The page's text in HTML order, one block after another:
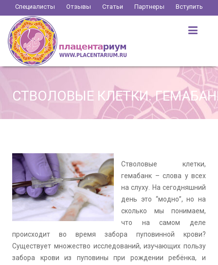
Перейти
к
содержимому
Специалисты Отзывы Статьи Партнеры Вступить
СТВОЛОВЫЕ КЛЕТКИ.
Стволовые клетки,
гемабанк – слова у всех
на слуху. На сегодняшний
день это “модно”, но на
сколько мы понимаем,
что на самом деле
происходит во время забора пуповинной крови?
Cуществует множество исследований, изучающих пользу
забора крови из пуповины при рождении ребёнка, и